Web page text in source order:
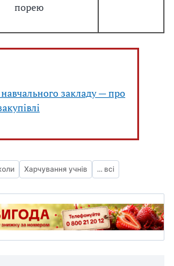
порею
навчального закладу — про
Харчування учнів ... всі